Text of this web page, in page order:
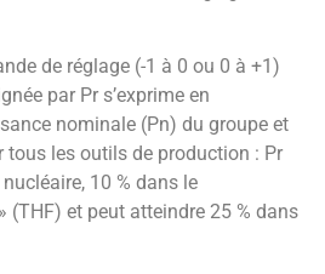
de réglage (-1 à 0 ou 0 à +1)
par Pr s’exprime en
nominale (Pn) du groupe et
tous les outils de production : Pr
10 % dans le
(THF) et peut atteindre 25 % dans